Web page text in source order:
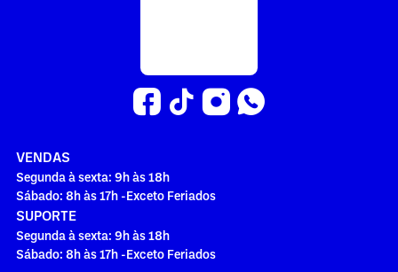
VENDAS
Segunda à sexta: 9h às 18h
Sábado: 8h às 17h -Exceto Feriados
SUPORTE
Segunda à sexta: 9h às 18h
Sábado: 8h às 17h -Exceto Feriados